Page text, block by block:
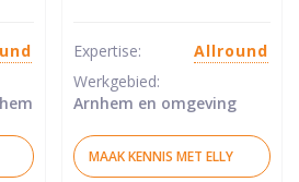
Expertise:
Allround
Werkgebied:
Arnhem en omgeving
MAAK KENNIS MET ELLY